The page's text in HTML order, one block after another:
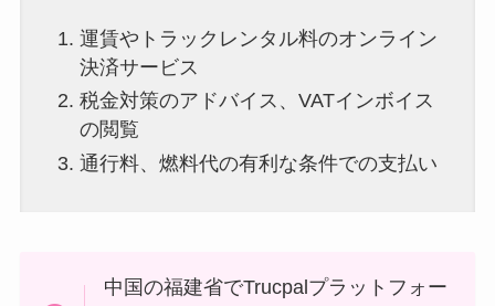
運賃やトラックレンタル料のオンライン
決済サービス
税金対策のアドバイス、VATインボイス
の閲覧
通行料、燃料代の有利な条件での支払い
中国の福建省でTrucpalプラットフォー